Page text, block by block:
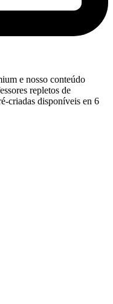
e nosso conteúdo
repletos de
criadas disponíveis en 6